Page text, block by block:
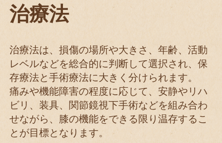
治療法
治療法は、損傷の場所や大きさ、年齢、活動
レベルなどを総合的に判断して選択され、保
存療法と手術療法に大きく分けられます。
痛みや機能障害の程度に応じて、安静やリハ
ビリ、装具、関節鏡視下手術などを組み合わ
せながら、膝の機能をできる限り温存するこ
とが目標となります。